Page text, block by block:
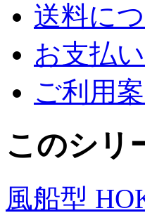
送料に
お支払
ご利用
このシリ
風船型